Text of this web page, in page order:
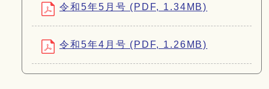
令和5年5月号 (PDF, 1.34MB)
令和5年4月号 (PDF, 1.26MB)